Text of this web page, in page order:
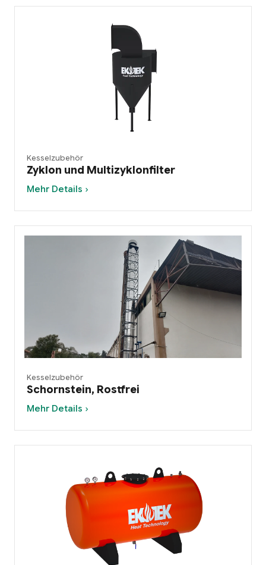
Kesselzubehör
Zyklon und Multizyklonfilter
Mehr Details ›
Kesselzubehör
Schornstein, Rostfrei
Mehr Details ›